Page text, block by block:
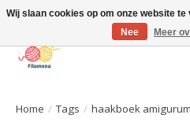
Home / Tags / haakboek
Wij slaan cookies op om onze website
Nee
Meer